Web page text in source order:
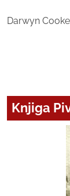
Darwyn
Knjiga